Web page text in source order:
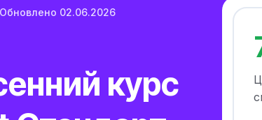
Обновлено 02.06.2026
курс